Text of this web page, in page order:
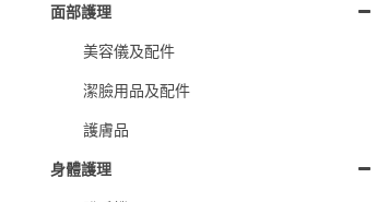
面部護理
美容儀及配件
潔臉用品及配件
護膚品
身體護理